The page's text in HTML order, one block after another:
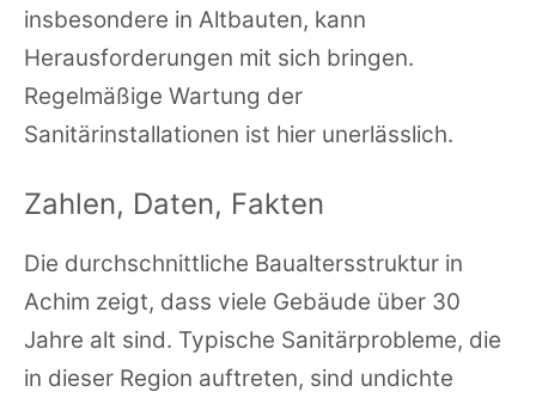
insbesondere in Altbauten, kann
Herausforderungen mit sich bringen.
Regelmäßige Wartung der
Sanitärinstallationen ist hier unerlässlich.
Zahlen, Daten, Fakten
Die durchschnittliche Baualtersstruktur in
Achim zeigt, dass viele Gebäude über 30
Jahre alt sind. Typische Sanitärprobleme, die
in dieser Region auftreten, sind undichte